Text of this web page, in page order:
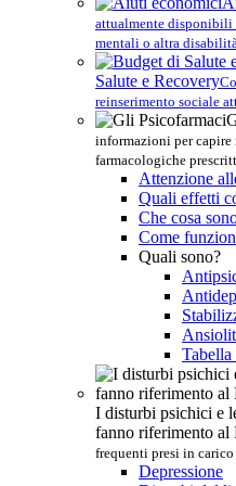
attualmente
mentali o altra
Salute e Recovery
reinserimento sociale
informazioni per capire
farmacologiche
Attenzione
Quali effetti
Che cosa
Come
Quali sono?
Tabella
I disturbi psichici e
fanno riferimento
frequenti presi in
Depressione